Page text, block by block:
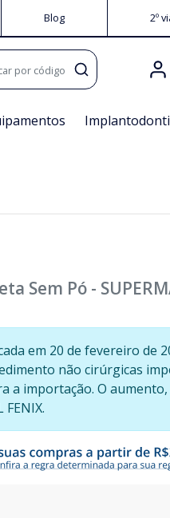
Blog 2º
por código
Sem Pó -
em 20 de fevereiro de
não cirúrgicas
a importação. O